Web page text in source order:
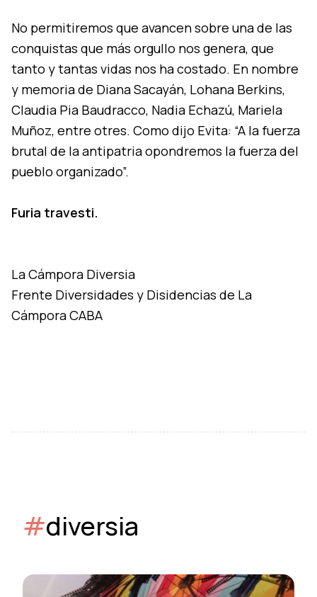
No permitiremos que avancen sobre una de las
conquistas que más orgullo nos genera, que
tanto y tantas vidas nos ha costado. En nombre
y memoria de Diana Sacayán, Lohana Berkins,
Claudia Pia Baudracco, Nadia Echazú, Mariela
Muñoz, entre otres. Como dijo Evita: “A la fuerza
brutal de la antipatria opondremos la fuerza del
pueblo organizado”.
Furia travesti.
La Cámpora Diversia
Frente Diversidades y Disidencias de La
Cámpora CABA
#diversia